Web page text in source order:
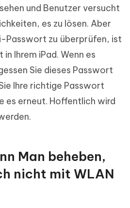
und Benutzer versucht
es zu lösen. Aber
Passwort zu überprüfen, ist
Ihrem iPad. Wenn es
Sie dieses Passwort
Ihre richtige Passwort
es erneut. Hoffentlich wird
Man beheben,
nicht mit WLAN